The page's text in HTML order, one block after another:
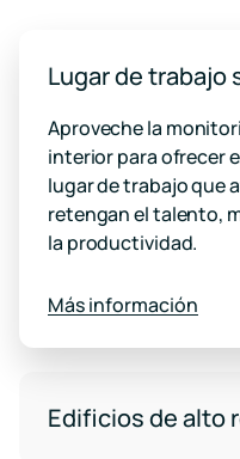
Lugar de trabajo
Aproveche la
interior para ofrecer
lugar de trabajo que
retengan el talento,
la productividad.
Más información
Edificios de alto